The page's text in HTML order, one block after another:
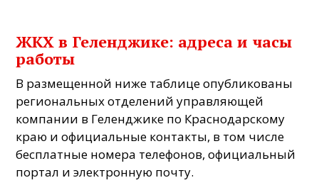
ЖКХ в Геленджике: адреса и часы
работы
В размещенной ниже таблице опубликованы
региональных отделений управляющей
компании в Геленджике по Краснодарскому
краю и официальные контакты, в том числе
бесплатные номера телефонов, официальный
портал и электронную почту.